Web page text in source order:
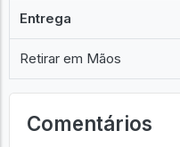
Entrega
Retirar em Mãos
Comentários